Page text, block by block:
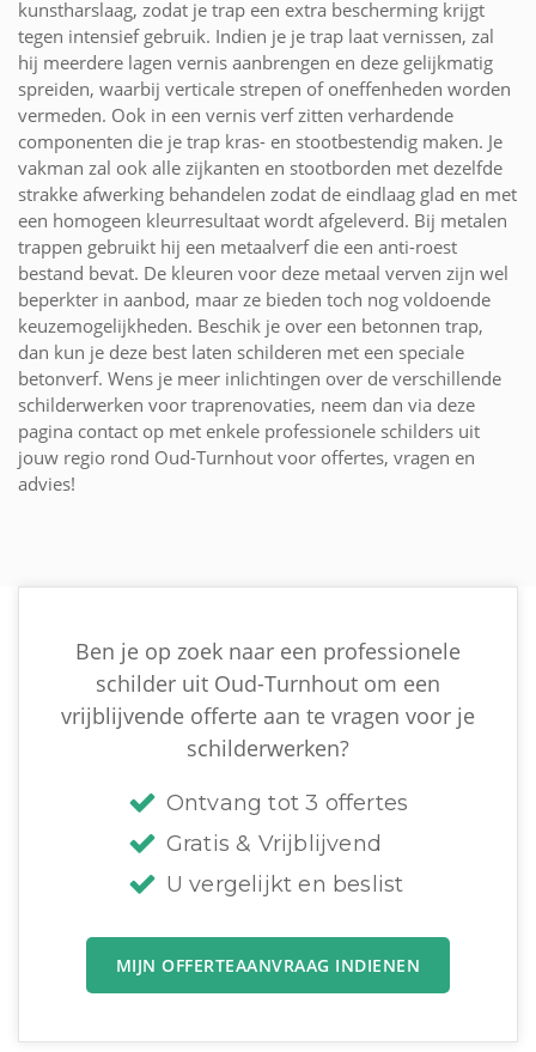
kunstharslaag, zodat je trap een extra bescherming krijgt
tegen intensief gebruik. Indien je je trap laat vernissen, zal
hij meerdere lagen vernis aanbrengen en deze gelijkmatig
spreiden, waarbij verticale strepen of oneffenheden worden
vermeden. Ook in een vernis verf zitten verhardende
componenten die je trap kras- en stootbestendig maken. Je
vakman zal ook alle zijkanten en stootborden met dezelfde
strakke afwerking behandelen zodat de eindlaag glad en met
een homogeen kleurresultaat wordt afgeleverd. Bij metalen
trappen gebruikt hij een metaalverf die een anti-roest
bestand bevat. De kleuren voor deze metaal verven zijn wel
beperkter in aanbod, maar ze bieden toch nog voldoende
keuzemogelijkheden. Beschik je over een betonnen trap,
dan kun je deze best laten schilderen met een speciale
betonverf. Wens je meer inlichtingen over de verschillende
schilderwerken voor traprenovaties, neem dan via deze
pagina contact op met enkele professionele schilders uit
jouw regio rond Oud-Turnhout voor offertes, vragen en
advies!
Ben je op zoek naar een professionele
schilder uit Oud-Turnhout om een
vrijblijvende offerte aan te vragen voor je
schilderwerken?
Ontvang tot 3 offertes
Gratis & Vrijblijvend
U vergelijkt en beslist
MIJN OFFERTEAANVRAAG INDIENEN